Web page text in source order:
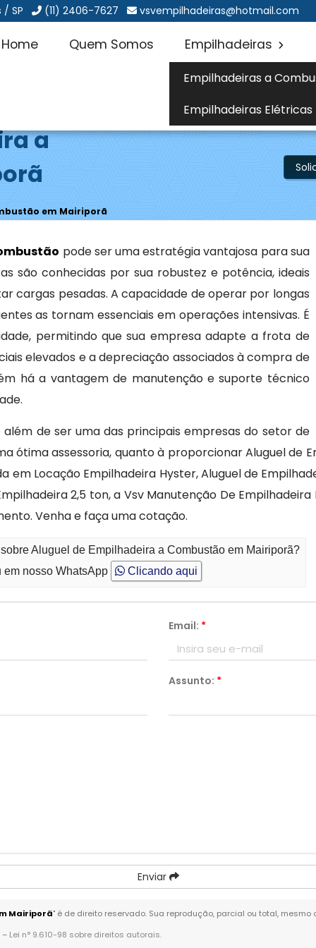
SP (11) 2406-7627 vsvempilhadeiras@hotmail.com
Home Quem Somos Empilhadeiras
Empilhadeiras a
Empilhadeiras Elétricas
a
em Mairiporã
pode ser uma estratégia vantajosa para sua
são conhecidas por sua robustez e potência, ideais
cargas pesadas. A capacidade de operar por longas
as tornam essenciais em operações intensivas. É
permitindo que sua empresa adapte a frota de
elevados e a depreciação associados à compra de
há a vantagem de manutenção e suporte técnico
de ser uma das principais empresas do setor de
ótima assessoria, quanto à proporcionar Aluguel
em Locação Empilhadeira Hyster, Aluguel de
2,5 ton, a Vsv Manutenção De
Venha e faça uma cotação.
Aluguel de Empilhadeira a Combustão em Mairiporã?
em nosso WhatsApp
Clicando aqui
Email: *
Assunto: *
Enviar
Mairiporã" é de direito reservado. Sua reprodução, parcial ou total,
– Lei n° 9.610-98 sobre direitos autorais.